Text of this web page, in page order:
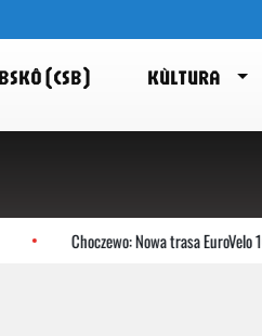
(CSB) KÙLTURA
Choczewo: Nowa trasa EuroVelo 10/13